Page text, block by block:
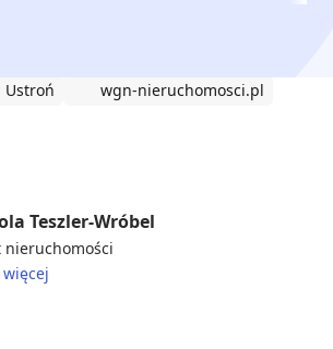
Ustroń wgn-nieruchomosci.pl
Teszler-Wróbel
nieruchomości
więcej